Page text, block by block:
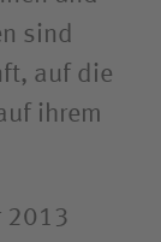
sind
auf die
ihrem
2013